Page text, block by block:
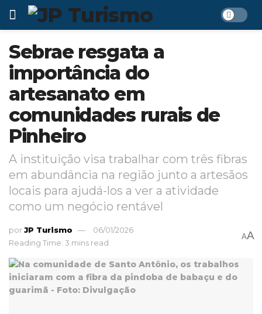
Sebrae resgata a
importância do
artesanato em
comunidades rurais de
Pinheiro
A instituição visa trabalhar com três fibras
em abundância na região junto a artesãos
locais para ajudá-los a ver a atividade
como um negócio rentável
porJP Turismo
06/01/2026
Reading Time: 3 mins read
AA